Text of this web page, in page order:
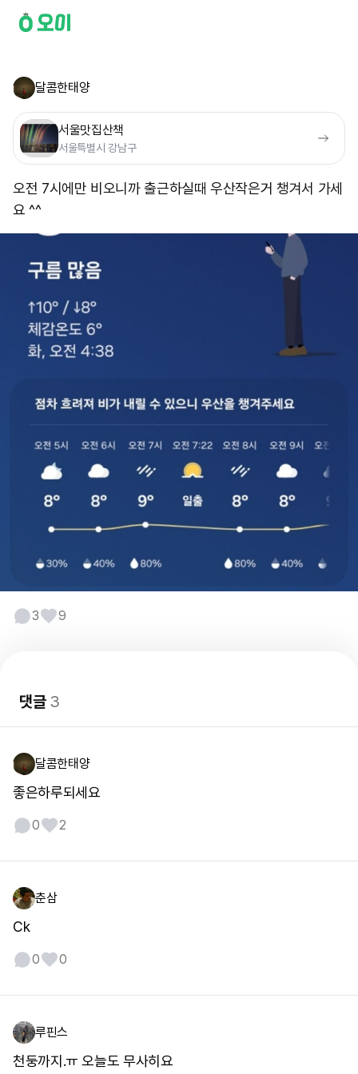
달콤한태양
서울맛집산책
서울특별시 강남구
오전 7시에만 비오니까 출근하실때 우산작은거 챙겨서 가세
요 ^^
3 9
댓글3
달콤한태양
좋은하루되세요
0 2
춘삼
Ck
0 0
루핀스
천둥까지.ㅠ 오늘도 무사히요